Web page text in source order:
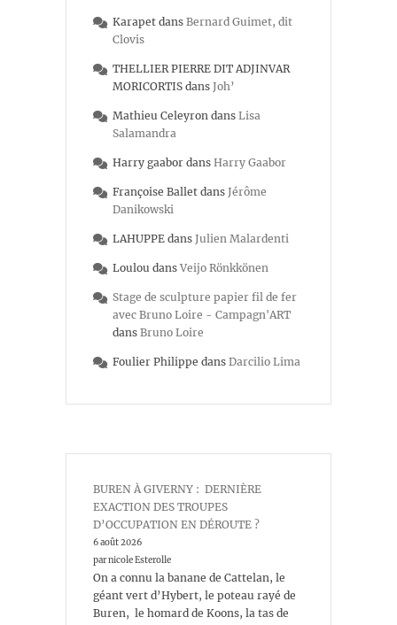
Karapet dans Bernard Guimet, dit
Clovis
THELLIER PIERRE DIT ADJINVAR
MORICORTIS dans Joh’
Mathieu Celeyron dans Lisa
Salamandra
Harry gaabor dans Harry Gaabor
Françoise Ballet dans Jérôme
Danikowski
LAHUPPE dans Julien Malardenti
Loulou dans Veijo Rönkkönen
Stage de sculpture papier fil de fer
avec Bruno Loire - Campagn'ART
dans Bruno Loire
Foulier Philippe dans Darcilio Lima
BUREN À GIVERNY : DERNIÈRE
EXACTION DES TROUPES
D’OCCUPATION EN DÉROUTE ?
6 août 2026
par nicole Esterolle
On a connu la banane de Cattelan, le
géant vert d’Hybert, le poteau rayé de
Buren, le homard de Koons, la tas de